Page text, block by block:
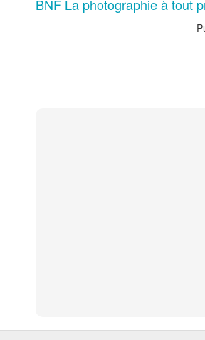
BNF La photographie à tout